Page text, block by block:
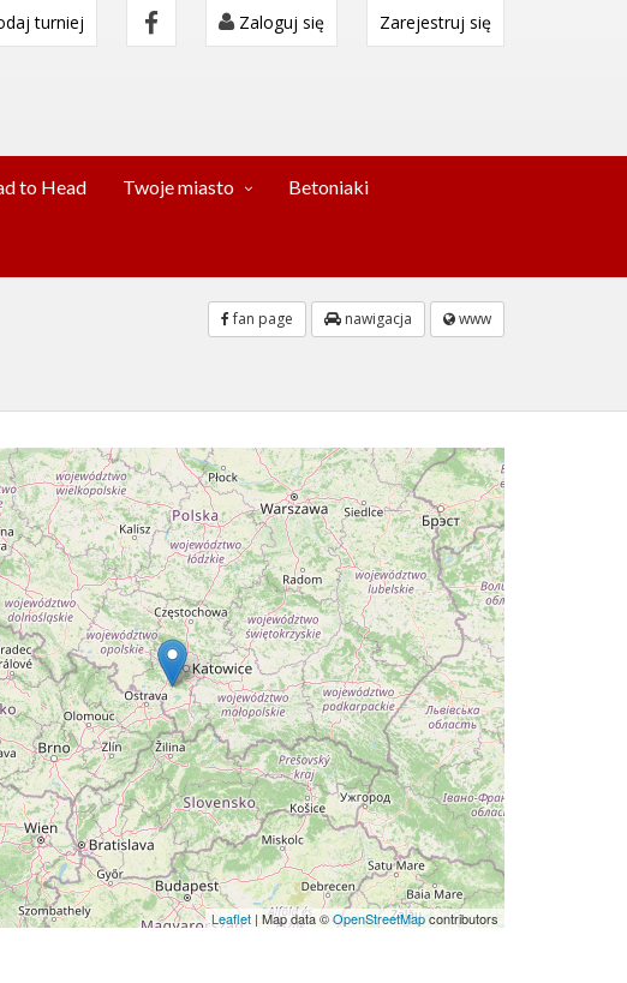
turniej Zaloguj się Zarejestruj się
to Head Twoje miasto Betoniaki
fan page nawigacja www
Leaflet| Map data ©OpenStreetMapcontributors